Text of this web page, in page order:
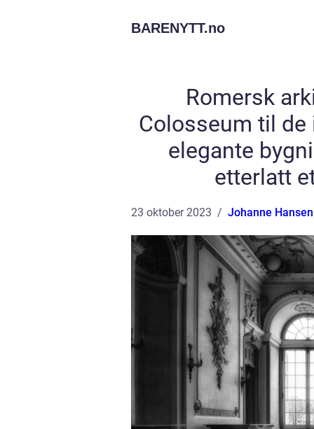
BARENYTT.no
Romersk
Colosseum til de
elegante
etterlatt
23 oktober 2023 Johanne Hansen